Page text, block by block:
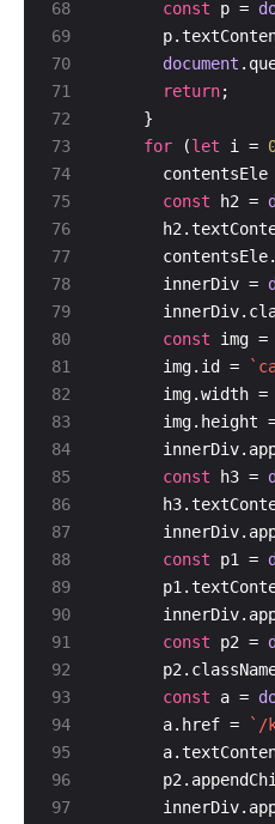
68
69
70
71
73
74
75
76
77
78
79
80
81
83
84
85
86
87
88
89
90
91
93
94
95
96
97
const p =
document
return
for (let i =
contentsEle
const h2 =
      innerDiv =
const img =
      img.id =
      img.width =
img.height
const h3 =
const p1 =
const p2 =
const a =
      a.href =
`/